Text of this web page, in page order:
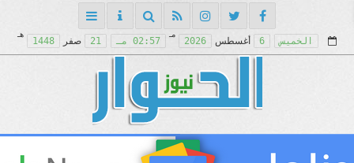
الخميس 6 أغسطس 2026
مـ
02:57 مـ 21 صفر 1448
هـ